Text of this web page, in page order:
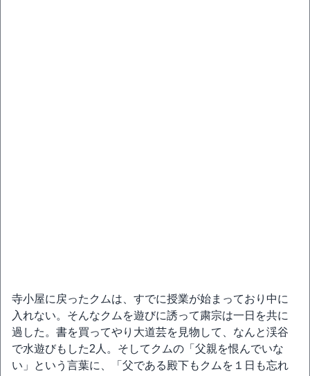
寺小屋に戻ったクムは、すでに授業が始まっており中に
入れない。そんなクムを遊びに誘って粛宗は一日を共に
過した。書を買ってやり大道芸を見物して、なんと渓谷
で水遊びもした2人。そしてクムの「父親を恨んでいな
い」という言葉に、「父である殿下もクムを１日も忘れ